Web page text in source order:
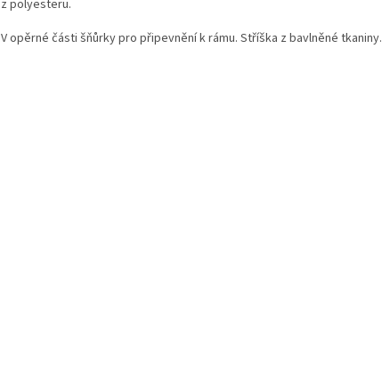
z polyesteru.
V opěrné části šňůrky pro připevnění k rámu. Stříška z bavlněné tkaniny.